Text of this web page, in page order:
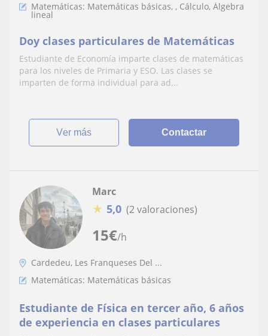
Matemáticas: Matemáticas básicas, , Cálculo, Álgebra
lineal
Doy clases particulares de Matemáticas
Estudiante de Economía imparte clases de matemáticas
para los niveles de Primaria y ESO. Las clases se
imparten de forma individual para ad...
ver más Contactar
15€/h
Marc
★ 5,0 (2 valoraciones)
Cardedeu, Les Franqueses Del ...
Matemáticas: Matemáticas básicas
Estudiante de Física en tercer año, 6 años
de experiencia en clases particulares